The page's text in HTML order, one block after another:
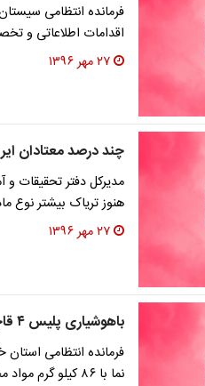
فرمانده انتظامی
اقدامات اطلاعاتی و
۲۷ مهر ۱۳۹۶
چند درصد معتادان
مدیرکل دفتر تحقیقات و
هنوز تریاک بیشتر نوع
۲۷ مهر ۱۳۹۶
باهوشیاری پلیس ۴ قاچاقچی خانواده نما به دام افتادند
فرمانده انتظامی
نما با ۸۶ کیلو گرم مواد مخدر از نوع تریاک در محور…